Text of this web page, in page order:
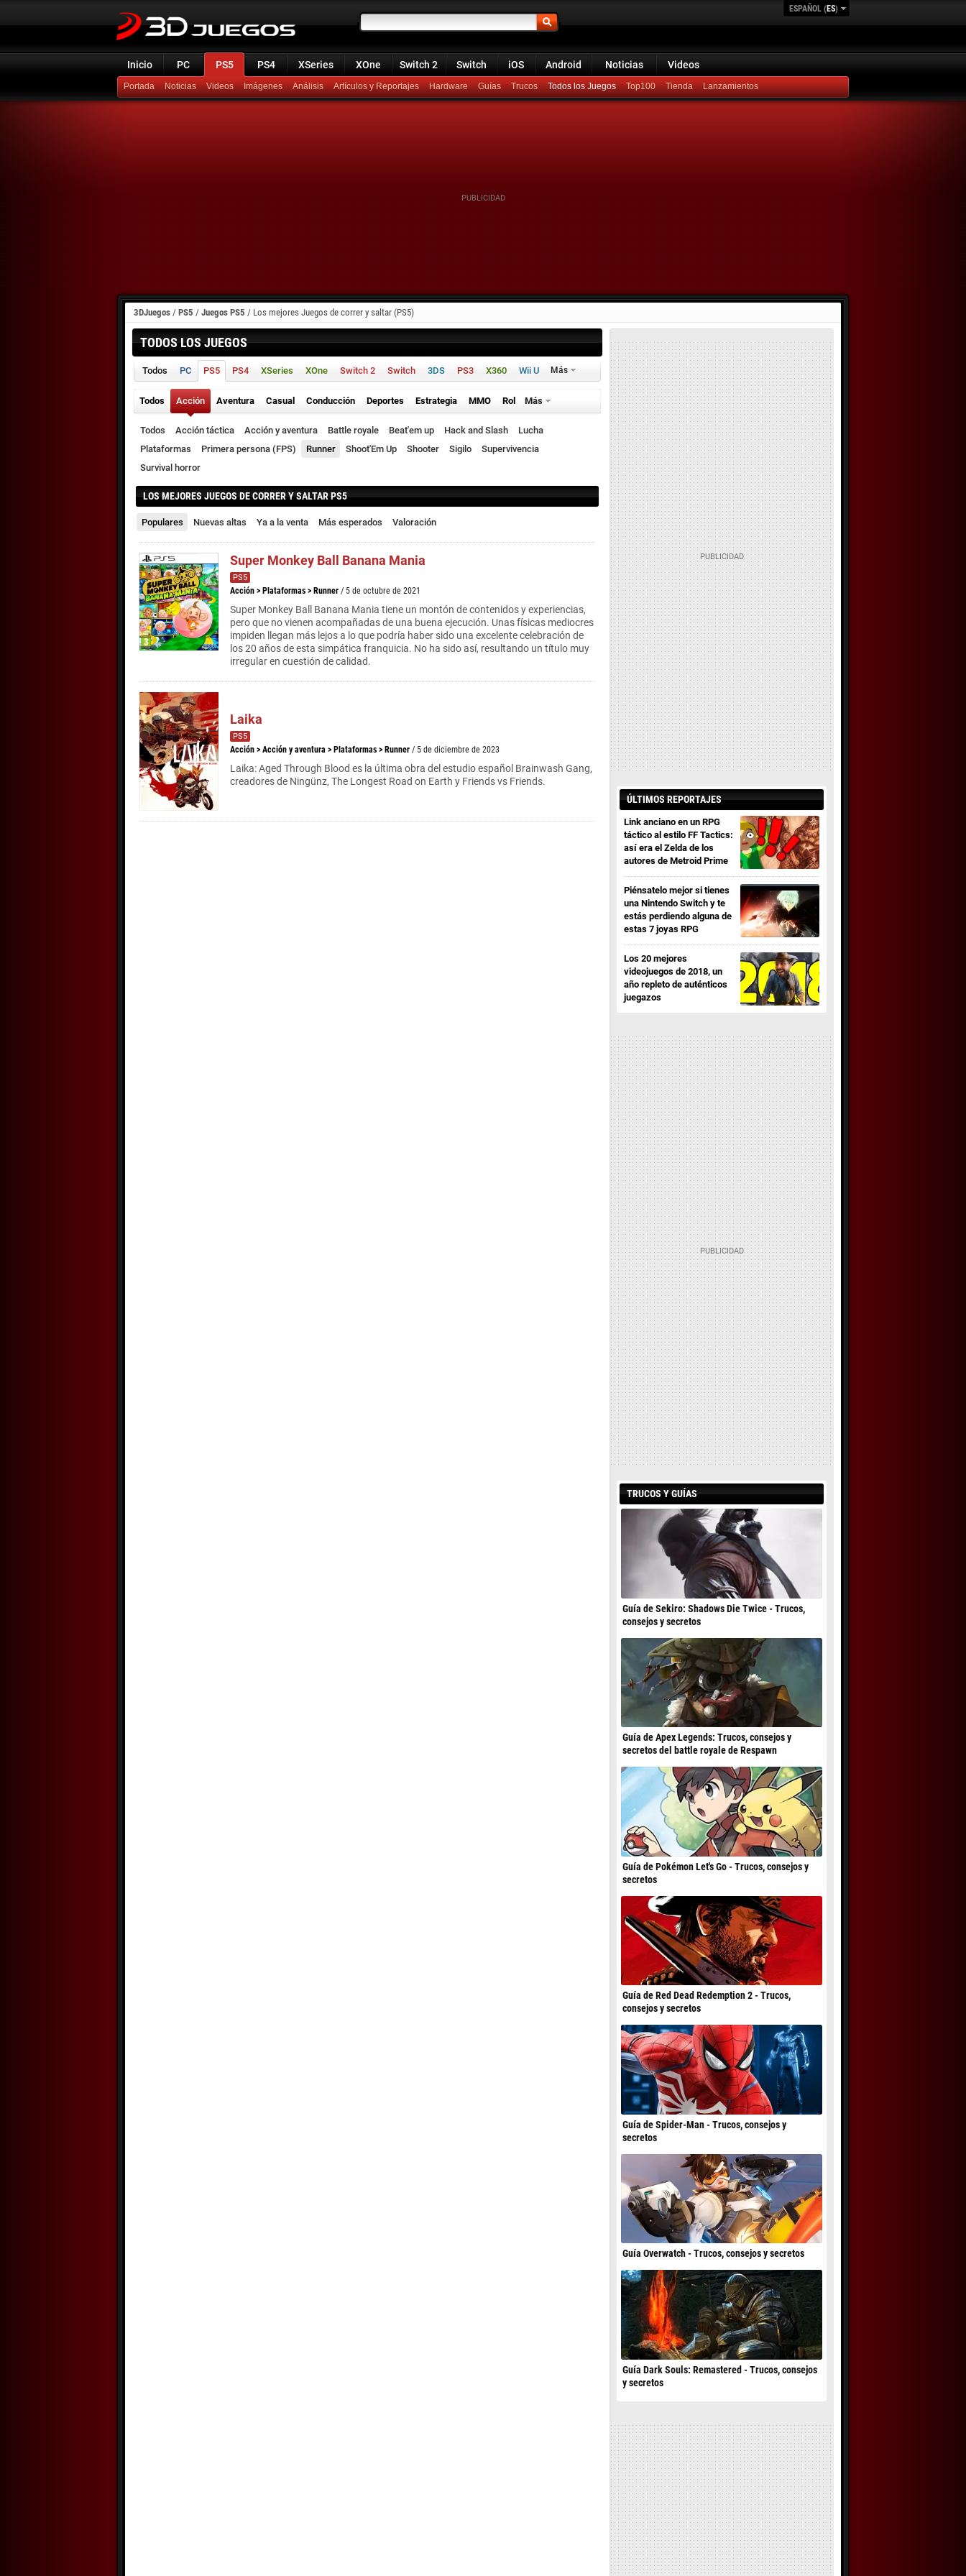
ESPAÑOL (ES)
Inicio PC PS5 PS4 XSeries XOne Switch 2 Switch iOS Android Noticias Videos
Portada Noticias Videos Imágenes Análisis Artículos y Reportajes Hardware Guías Trucos Todos los Juegos Top100 Lanzamientos
3DJuegos / PS5 / Juegos PS5 / Los mejores Juegos de correr y saltar (PS5)
TODOS LOS JUEGOS
Todos PC PS5 PS4 XSeries XOne Switch 2 Switch 3DS PS3 X360 Wii U Más
Todos Acción Aventura Casual Conducción Deportes Estrategia MMO Rol Más
Todos Acción táctica Acción y aventura Battle royale Beat'em up Hack and Slash
Lucha
Plataformas
Primera persona (FPS) Runner Shoot'Em Up Shooter Sigilo
Supervivencia
Survival horror
LOS MEJORES JUEGOS DE CORRER Y SALTAR PS5
Populares Nuevas altas Ya a la venta Más esperados Valoración
Super Monkey Ball Banana Mania
PS5
Acción > Plataformas > Runner / 5 de octubre de 2021
Super Monkey Ball Banana Mania tiene un montón de contenidos y experiencias,
pero que no vienen acompañadas de una buena ejecución. Unas físicas mediocres
impiden llegan más lejos a lo que podría haber sido una excelente celebración de
los 20 años de esta simpática franquicia. No ha sido así, resultando un título muy
irregular en cuestión de calidad.
Laika
PS5
Acción > Acción y aventura > Plataformas > Runner / 5 de diciembre de 2023
Laika: Aged Through Blood es la última obra del estudio español Brainwash Gang,
creadores de Ningünz, The Longest Road on Earth y Friends vs Friends.
ÚLTIMOS REPORTAJES
Link anciano en un RPG
táctico al estilo FF Tactics:
así era el Zelda de los
autores de Metroid Prime
Piénsatelo mejor si tienes
una Nintendo Switch y te
estás perdiendo alguna de
estas 7 joyas RPG
Los 20 mejores
videojuegos de 2018, un
año repleto de auténticos
juegazos
TRUCOS Y GUÍAS
Guía de Sekiro: Shadows Die Twice - Trucos,
consejos y secretos
Guía de Apex Legends: Trucos, consejos y
secretos del battle royale de Respawn
Guía de Pokémon Let's Go - Trucos, consejos y
secretos
Guía de Red Dead Redemption 2 - Trucos,
consejos y secretos
Guía de Spider-Man - Trucos, consejos y
secretos
Guía Overwatch - Trucos, consejos y secretos
Guía Dark Souls: Remastered - Trucos, consejos
y secretos